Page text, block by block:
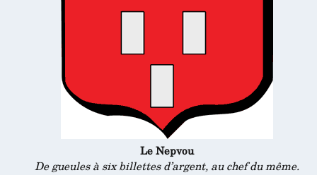
Le Nepvou
De gueules à six billettes d’argent, au chef du même.